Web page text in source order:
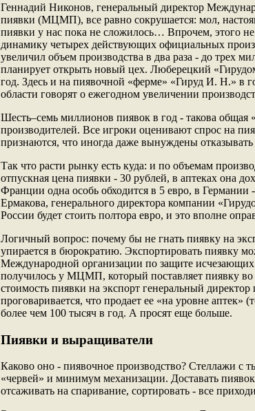
Геннадий Никонов, генеральный директор
пиявки (МЦМП), все равно сокрушается: мол,
пиявки у нас пока не сложилось… Впрочем, этого
динамику четырех действующих официальных
увеличил объем производства в два раза - до трех
планирует открыть новый цех. Люберецкий
год. Здесь и на пиявочной «ферме» «Гируд И. Н.» в
области говорят о ежегодном увеличении
Шесть–семь миллионов пиявок в год - такова
производителей. Все игроки оценивают спрос на
признаются, что иногда даже вынуждены
Так что расти рынку есть куда: и по объемам
отпускная цена пиявки - 30 рублей, в аптеках она
Франции одна особь обходится в 5 евро, в
Ермакова, генерального директора компании
России будет стоить полтора евро, и это вполне
Логичный вопрос: почему бы не гнать пиявку на
упирается в бюрократию. Экспортировать пиявку
Международной организации по защите
получилось у МЦМП, который поставляет пиявку
стоимость пиявки на экспорт генеральный
проговаривается, что продает ее «на уровне аптек»
более чем 100 тысяч в год. А просят еще больше.
Пиявки и выращиватели
Каково оно - пиявочное производство? Стеллажи с
«червей» и минимум механизации. Доставать
отсаживать на спаривание, сортировать - все